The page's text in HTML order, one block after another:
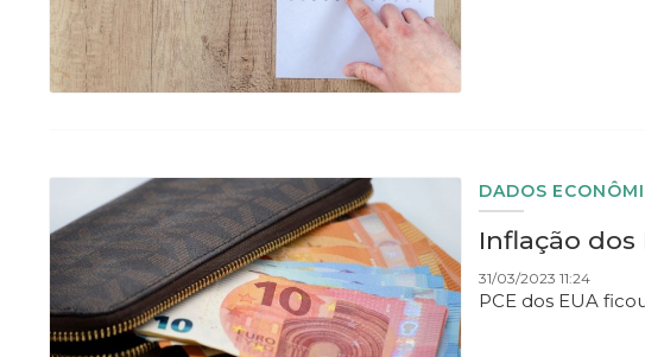
DADOS
Inflação dos
31/03/2023 11:24
PCE dos EUA